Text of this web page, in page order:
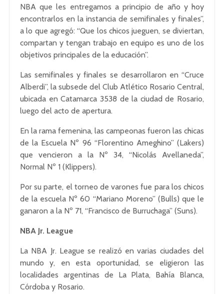
NBA que les entregamos a principio de año y hoy
encontrarlos en la instancia de semifinales y finales”,
a lo que agregó: “Que los chicos jueguen, se diviertan,
compartan y tengan trabajo en equipo es uno de los
objetivos principales de la educación”.
Lassemifinales y finales se desarrollaron en “Cruce
Alberdi”, la subsede del Club Atlético Rosario Central,
ubicada enCatamarca 3538 de la ciudad de Rosario,
luego del acto de apertura.
En la rama femenina, las campeonas fueron las chicas
de la Escuela Nº 96 “Florentino Ameghino” (Lakers)
que vencieron a la Nº 34, “Nicolás Avellaneda”,
Normal Nº 1 (Klippers).
Por su parte, el torneo de varones fue para los chicos
de la escuela Nº 60 “Mariano Moreno” (Bulls) que le
ganaron a la Nº 71, “Francisco de Burruchaga” (Suns).
NBA Jr. League
La NBA Jr. League se realizó en varias ciudades del
mundo y, en esta oportunidad, se eligieron las
localidades argentinas de La Plata, Bahía Blanca,
Córdoba y Rosario.